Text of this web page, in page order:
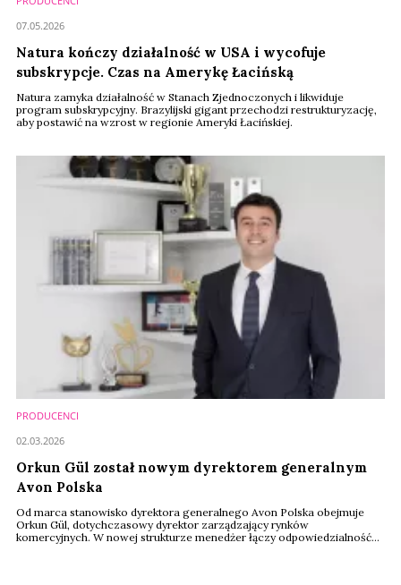
Natura kończy działalność w USA i wycofuje
subskrypcje. Czas na Amerykę Łacińską
Natura zamyka działalność w Stanach Zjednoczonych i likwiduje
program subskrypcyjny. Brazylijski gigant przechodzi restrukturyzację,
aby postawić na wzrost w regionie Ameryki Łacińskiej.
07.05.2026
PRODUCENCI
Orkun Gül został nowym dyrektorem generalnym
Avon Polska
Od marca stanowisko dyrektora generalnego Avon Polska obejmuje
Orkun Gül, dotychczasowy dyrektor zarządzający rynków
komercyjnych. W nowej strukturze menedżer łączy odpowiedzialność
02.03.2026